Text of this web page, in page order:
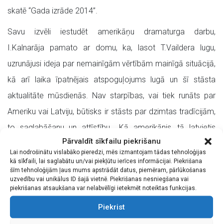
Pārvaldīt sīkfailu piekrišanu
Lai nodrošinātu vislabāko pieredzi, mēs izmantojam tādas tehnoloģijas
kā sīkfaili, lai saglabātu un/vai piekļūtu ierīces informācijai. Piekrišana
šīm tehnoloģijām ļaus mums apstrādāt datus, piemēram, pārlūkošanas
uzvedību vai unikālus ID šajā vietnē. Piekrišanas nesniegšana vai
piekrišanas atsaukšana var nelabvēlīgi ietekmēt noteiktas funkcijas.
Piekrist
skatē “Gada izrāde 2014”.
Savu izvēli iestudēt amerikāņu dramaturga darbu,
I.Kalnarāja pamato ar domu, ka, lasot T.Vaildera lugu,
uzrunājusi ideja par nemainīgām vērtībām mainīgā situācijā,
kā arī laika īpatnējais atspoguļojums lugā un šī stāsta
aktualitāte mūsdienās. Nav starpības, vai tiek runāts par
Ameriku vai Latviju, būtisks ir stāsts par dzimtas tradīcijām,
to saglabāšanu un attīstību. „Kā amerikānis, tā latvietis
katros Ziemassvētkos sēž pie klāta galda, un vienmēr ir
vienas un tās pašas runas, vienīgi mainās sastāvs pie galda.
Tad pienāk brīdis, kad vienai paaudzei paliek par šauru, un
viņi grib izrauties no izlolotās dzimtas ligzdas, no tradīcijas
un doties plašajā pasaulē. Viņi nav tie, kas noliedz, viņi ir tie,